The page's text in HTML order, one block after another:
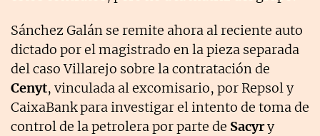
Sánchez Galán se remite ahora al reciente auto
dictado por el magistrado en la pieza separada
del caso Villarejo sobre la contratación de
Cenyt, vinculada al excomisario, por Repsol y
CaixaBank para investigar el intento de toma de
control de la petrolera por parte de Sacyry